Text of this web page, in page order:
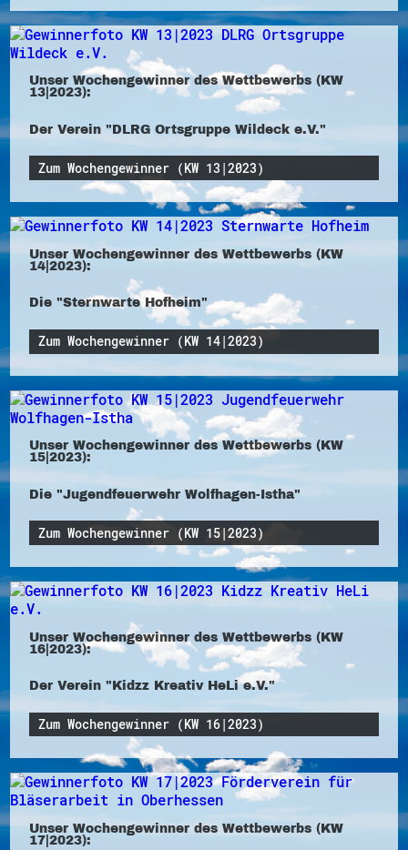
Unser Wochengewinner des Wettbewerbs (KW
13|2023):
Der Verein "DLRG Ortsgruppe Wildeck e.V."
Zum Wochengewinner (KW 13|2023)
Unser Wochengewinner des Wettbewerbs (KW
14|2023):
Die "Sternwarte Hofheim"
Zum Wochengewinner (KW 14|2023)
Unser Wochengewinner des Wettbewerbs (KW
15|2023):
Die "Jugendfeuerwehr Wolfhagen-Istha"
Zum Wochengewinner (KW 15|2023)
Unser Wochengewinner des Wettbewerbs (KW
16|2023):
Der Verein "Kidzz Kreativ HeLi e.V."
Zum Wochengewinner (KW 16|2023)
Unser Wochengewinner des Wettbewerbs (KW
17|2023):